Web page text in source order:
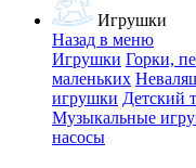
Игрушки
Назад в меню
Игрушки Горки,
маленьких
игрушки Детский
Музыкальные
насосы